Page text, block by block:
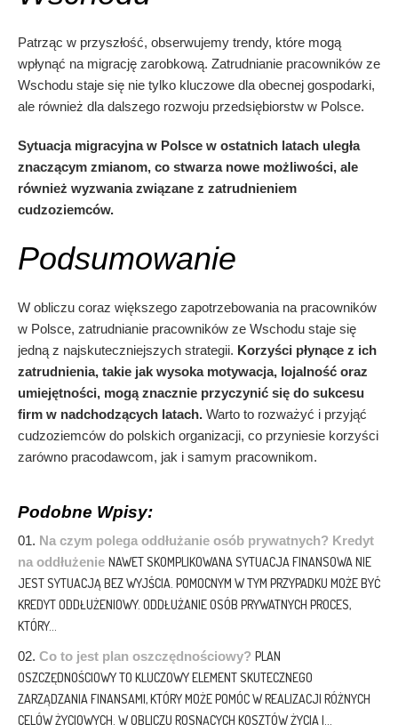
Patrząc w przyszłość, obserwujemy trendy, które mogą
wpłynąć na migrację zarobkową. Zatrudnianie pracowników ze
Wschodu staje się nie tylko kluczowe dla obecnej gospodarki,
ale również dla dalszego rozwoju przedsiębiorstw w Polsce.
Sytuacja migracyjna w Polsce w ostatnich latach uległa
znaczącym zmianom, co stwarza nowe możliwości, ale
również wyzwania związane z zatrudnieniem
cudzoziemców.
Podsumowanie
W obliczu coraz większego zapotrzebowania na pracowników
w Polsce, zatrudnianie pracowników ze Wschodu staje się
jedną z najskuteczniejszych strategii. Korzyści płynące z ich
zatrudnienia, takie jak wysoka motywacja, lojalność oraz
umiejętności, mogą znacznie przyczynić się do sukcesu
firm w nadchodzących latach. Warto to rozważyć i przyjąć
cudzoziemców do polskich organizacji, co przyniesie korzyści
zarówno pracodawcom, jak i samym pracownikom.
Podobne Wpisy:
Na czym polega oddłużanie osób prywatnych? Kredyt
na oddłużenie NAWET SKOMPLIKOWANA SYTUACJA FINANSOWA NIE
JEST SYTUACJĄ BEZ WYJŚCIA. POMOCNYM W TYM PRZYPADKU MOŻE BYĆ
KREDYT ODDŁUŻENIOWY. ODDŁUŻANIE OSÓB PRYWATNYCH PROCES,
KTÓRY...
Co to jest plan oszczędnościowy? PLAN
OSZCZĘDNOŚCIOWY TO KLUCZOWY ELEMENT SKUTECZNEGO
ZARZĄDZANIA FINANSAMI, KTÓRY MOŻE POMÓC W REALIZACJI RÓŻNYCH
CELÓW ŻYCIOWYCH. W OBLICZU ROSNĄCYCH KOSZTÓW ŻYCIA I...